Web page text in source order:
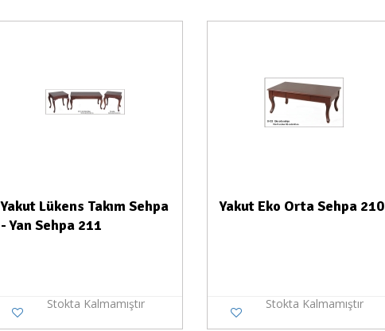
Yakut Lükens Takım Sehpa
- Yan Sehpa 211
Stokta Kalmamıştır
Yakut Eko Orta Sehpa 210
Stokta Kalmamıştır